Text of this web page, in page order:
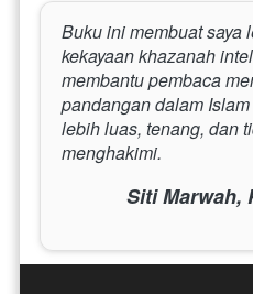
Buku ini membuat saya
kekayaan khazanah
membantu pembaca
pandangan dalam
lebih luas, tenang, dan
menghakimi.
Siti Marwah,